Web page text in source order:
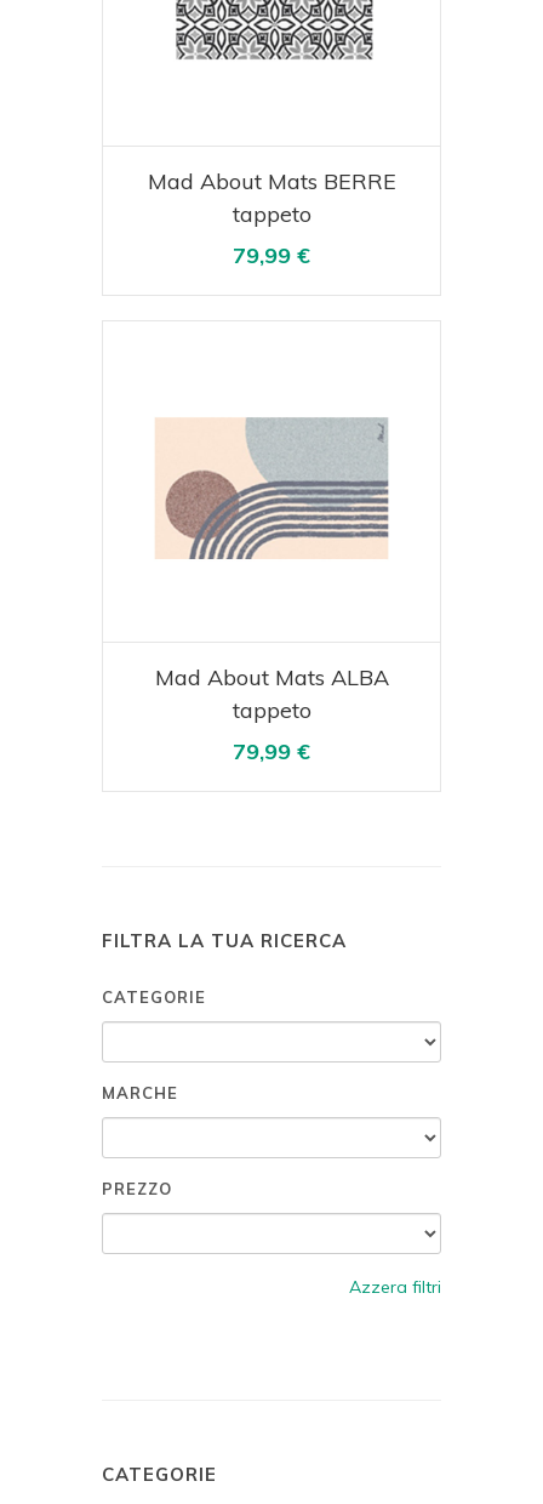
Acquista Visualizza
Mad About Mats BERRE
tappeto
79,99 €
Acquista Visualizza
Mad About Mats ALBA
tappeto
79,99 €
FILTRA LA TUA RICERCA
CATEGORIE
MARCHE
PREZZO
Azzera filtri
CATEGORIE